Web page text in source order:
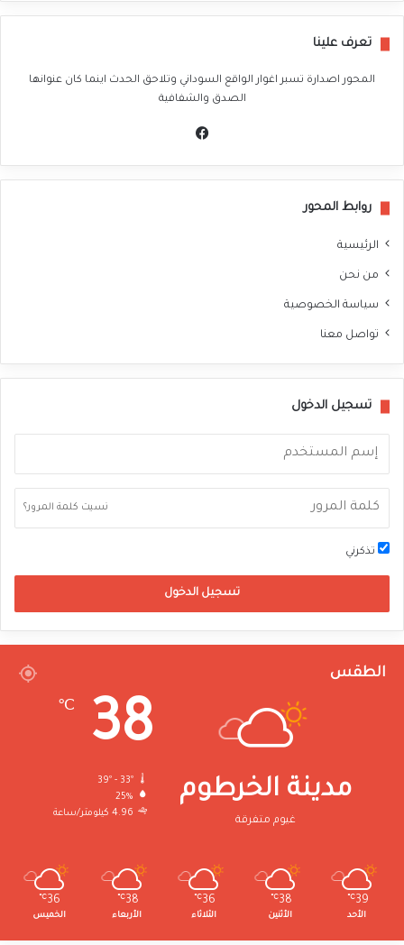
تعرف علينا
المحور اصدارة تسبر اغوار الواقع السوداني وتلاحق الحدث اينما كان عنوانها
الصدق والشفافية
روابط المحور
الرئيسية
من نحن
سياسة الخصوصية
تواصل معنا
تسجيل الدخول
نسيت كلمة المرور؟
تذكرني
تسجيل الدخول
الطقس
مدينة الخرطوم
غيوم متفرقة
38
℃
39º - 33º
25%
4.96 كيلومتر/ساعة
39
℃
الأحد
38
℃
الأثنين
36
℃
الثلاثاء
38
℃
الأربعاء
36
℃
الخميس